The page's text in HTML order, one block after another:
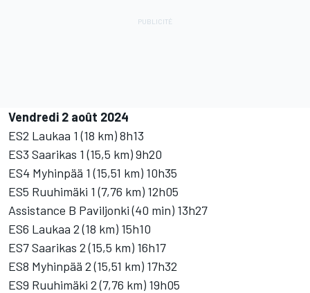
Vendredi 2 août 2024
ES2 Laukaa 1 (18 km) 8h13
ES3 Saarikas 1 (15,5 km) 9h20
ES4 Myhinpää 1 (15,51 km) 10h35
ES5 Ruuhimäki 1 (7,76 km) 12h05
Assistance B Paviljonki (40 min) 13h27
ES6 Laukaa 2 (18 km) 15h10
ES7 Saarikas 2 (15,5 km) 16h17
ES8 Myhinpää 2 (15,51 km) 17h32
ES9 Ruuhimäki 2 (7,76 km) 19h05